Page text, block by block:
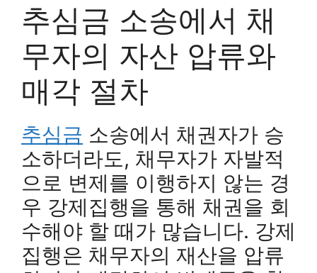
추심금 소송에서 채
무자의 자산 압류와
매각 절차
추심금 소송에서 채권자가 승
소하더라도, 채무자가 자발적
으로 변제를 이행하지 않는 경
우 강제집행을 통해 채권을 회
수해야 할 때가 많습니다. 강제
집행은 채무자의 재산을 압류